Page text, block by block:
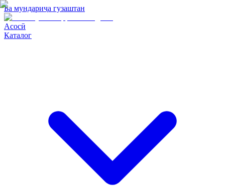
Ба мундариҷа гузаштан
Асосӣ
Каталог